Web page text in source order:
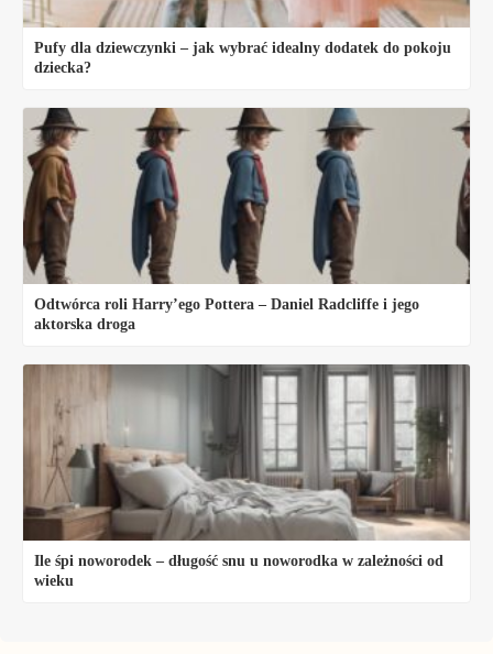
Pufy dla dziewczynki – jak wybrać idealny dodatek do pokoju
dziecka?
Odtwórca roli Harry’ego Pottera – Daniel Radcliffe i jego
aktorska droga
Ile śpi noworodek – długość snu u noworodka w zależności od
wieku